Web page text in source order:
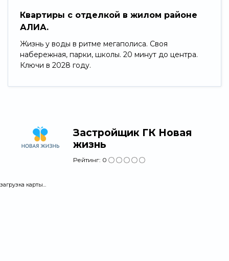
Квартиры с отделкой в жилом районе
АЛИА.
Жизнь у воды в ритме мегаполиса. Своя
набережная, парки, школы. 20 минут до центра.
Ключи в 2028 году.
Застройщик ГК Новая
жизнь
Рейтинг: 0
загрузка карты...